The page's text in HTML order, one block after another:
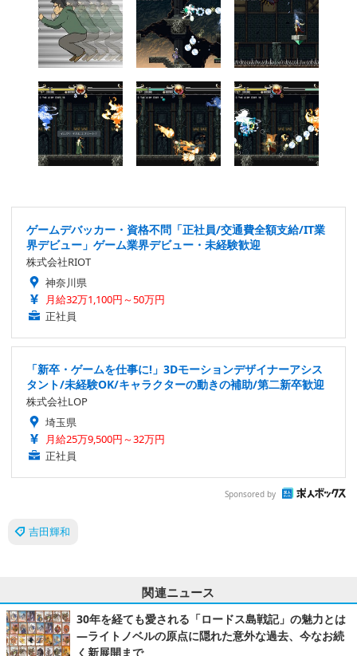
ゲームデバッカー・資格不問「正社員/交通費全額支給/IT業
界デビュー」ゲーム業界デビュー・未経験歓迎
株式会社RIOT
神奈川県
月給32万1,100円～50万円
正社員
「新卒・ゲームを仕事に!」3Dモーションデザイナーアシス
タント/未経験OK/キャラクターの動きの補助/第二新卒歓迎
株式会社LOP
埼玉県
月給25万9,500円～32万円
正社員
Sponsored by
吉田輝和
関連ニュース
30年を経ても愛される「ロードス島戦記」の魅力とは
―ライトノベルの原点に隠れた意外な過去、今なお続
く新展開まで